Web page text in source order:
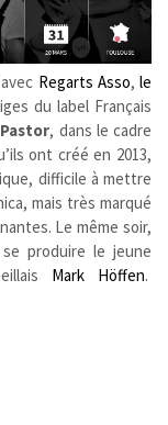
Regarts Asso,le
du label Français
, dans le cadre
ont créé en 2013,
difficile à mettre
mais très marqué
Le même soir,
produire le jeune
Mark Höffen.